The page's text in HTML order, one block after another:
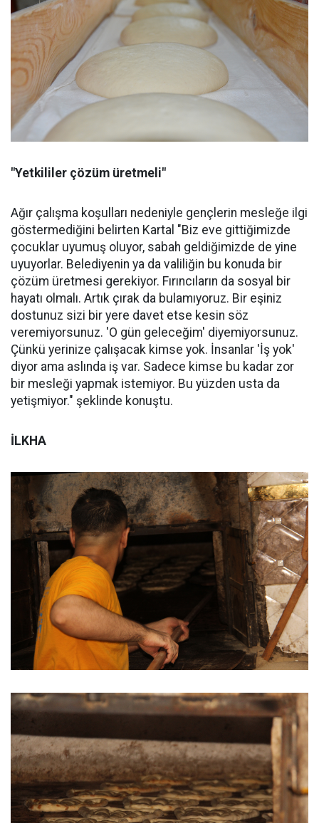
"Yetkililer çözüm üretmeli"
Ağır çalışma koşulları nedeniyle gençlerin mesleğe ilgi
göstermediğini belirten Kartal "Biz eve gittiğimizde
çocuklar uyumuş oluyor, sabah geldiğimizde de yine
uyuyorlar. Belediyenin ya da valiliğin bu konuda bir
çözüm üretmesi gerekiyor. Fırıncıların da sosyal bir
hayatı olmalı. Artık çırak da bulamıyoruz. Bir eşiniz
dostunuz sizi bir yere davet etse kesin söz
veremiyorsunuz. 'O gün geleceğim' diyemiyorsunuz.
Çünkü yerinize çalışacak kimse yok. İnsanlar 'İş yok'
diyor ama aslında iş var. Sadece kimse bu kadar zor
bir mesleği yapmak istemiyor. Bu yüzden usta da
yetişmiyor." şeklinde konuştu.
İLKHA